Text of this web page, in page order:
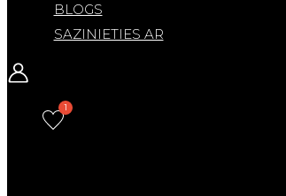
BLOGS
SAZINIETIES AR